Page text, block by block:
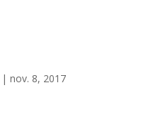
| nov. 8, 2017